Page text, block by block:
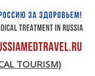
AL TOURISM)